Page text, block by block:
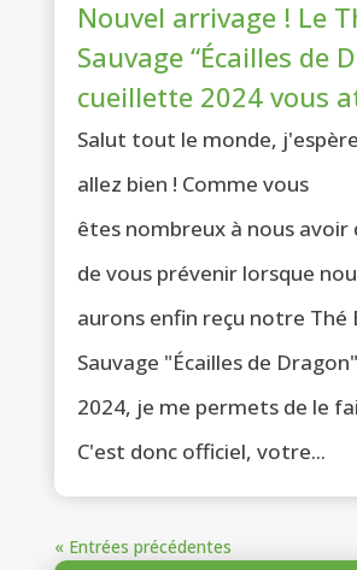
Nouvel arrivage ! Le
Sauvage “Écailles de
cueillette 2024 vous
Salut tout le monde,
allez bien ! Comme vous
êtes nombreux à nous avoir
de vous prévenir lorsque
aurons enfin reçu notre Thé
Sauvage "Écailles de
2024, je me permets de le
C'est donc officiel, votre...
« Entrées précédentes